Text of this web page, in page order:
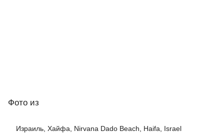
Фото из
Израиль, Хайфа, Nirvana Dado Beach, Haifa, Israel